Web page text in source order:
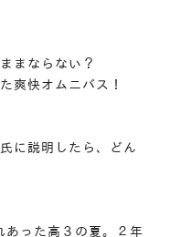
まならない？
爽快オムニバス！
に説明したら、どん
あった高３の夏。２年